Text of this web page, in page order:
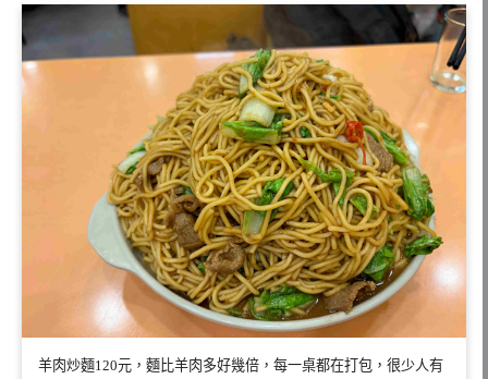
羊肉炒麵120元，麵比羊肉多好幾倍，每一桌都在打包，很少人有